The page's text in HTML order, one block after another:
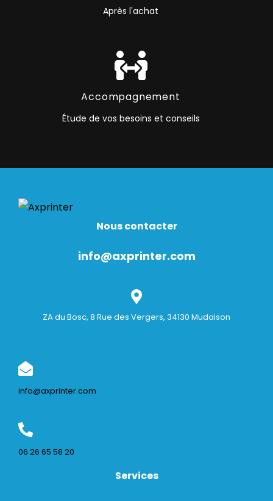
Après l'achat
Accompagnement
Étude de vos besoins et conseils
Nous contacter
info@axprinter.com
ZA du Bosc, 8 Rue des Vergers, 34130 Mudaison
info@axprinter.com
06 26 65 58 20
Services